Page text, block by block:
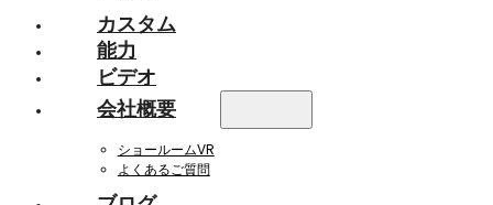
カスタム
能力
ビデオ
会社概要
ショールームVR
よくあるご質問